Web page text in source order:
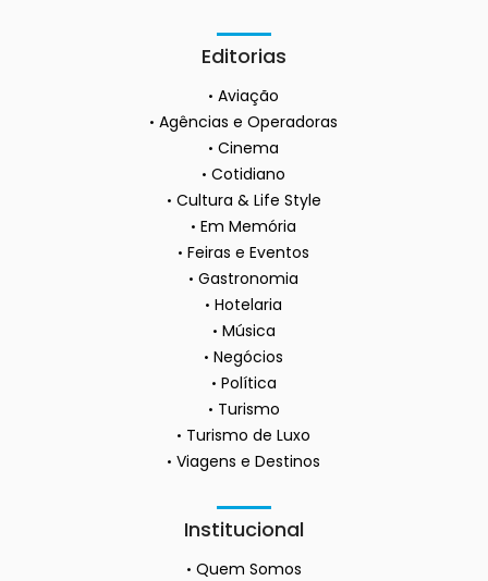
Editorias
Aviação
Agências e Operadoras
Cinema
Cotidiano
Cultura & Life Style
Em Memória
Feiras e Eventos
Gastronomia
Hotelaria
Música
Negócios
Política
Turismo
Turismo de Luxo
Viagens e Destinos
Institucional
Quem Somos